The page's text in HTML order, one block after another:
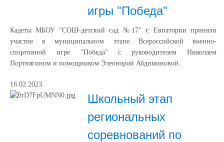
игры "Победа"
Кадеты МБОУ "СОШ-детский сад №17" г. Евпатории приняли
участие в муниципальном этапе Всероссийской военно-
спортивной игре "Победа" с руководителем Николаем
Портнягином и помощником Элеонорой Абдиминовой.
16.02.2023
Школьный этап
региональных
соревнований по